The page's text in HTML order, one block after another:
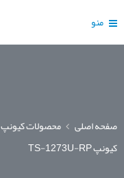
منو
صفحه اصلی محصولات کیونپ
کیونپ TS-1273U-RP